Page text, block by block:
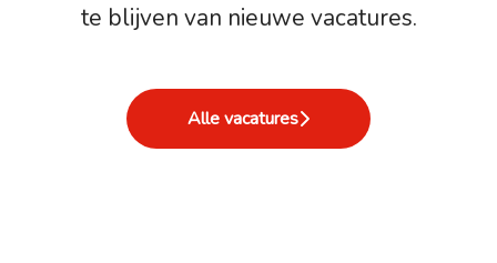
te blijven van nieuwe vacatures.
Alle vacatures